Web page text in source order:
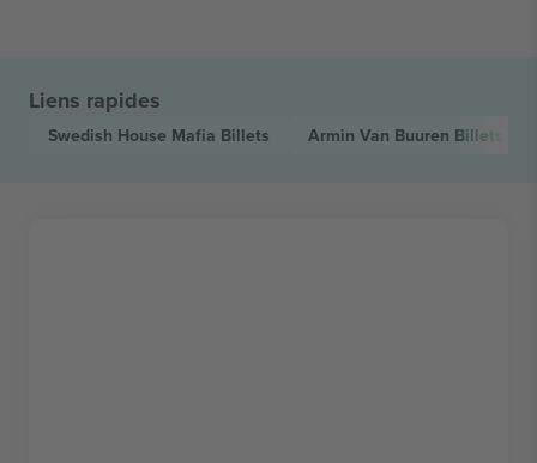
Liens rapides
Swedish House Mafia Billets Armin Van Buuren Billets